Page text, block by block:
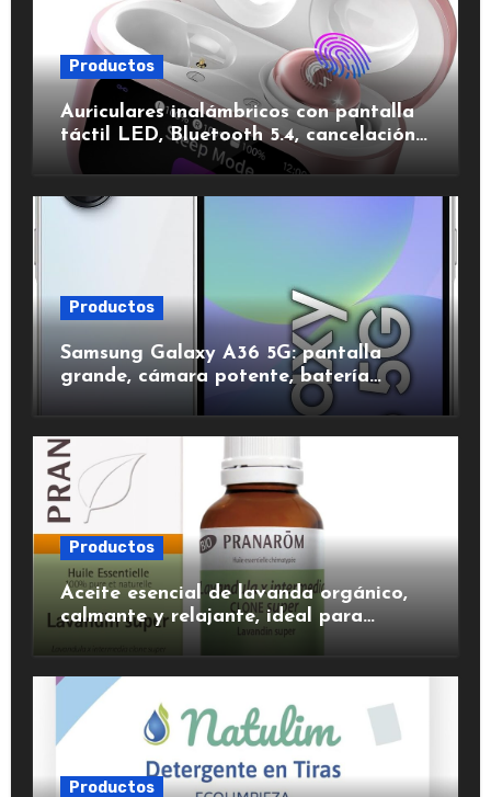
Productos
Auriculares inalámbricos con pantalla
táctil LED, Bluetooth 5.4, cancelación
de ruido, impermeables y de larga
Productos
Samsung Galaxy A36 5G: pantalla
grande, cámara potente, batería
duradera y carga rápida para una
experiencia premium.
Productos
Aceite esencial de lavanda orgánico,
calmante y relajante, ideal para
Productos